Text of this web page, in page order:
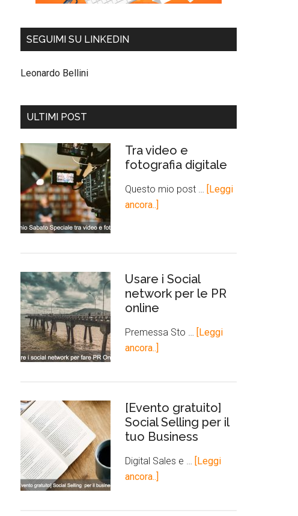
SEGUIMI SU LINKEDIN
Leonardo Bellini
ULTIMI POST
Tra video e
fotografia digitale
Questo mio post …
[Leggi
ancora..]
Usare i Social
network per le PR
online
Premessa Sto …
[Leggi
ancora..]
[Evento gratuito]
Social Selling per il
tuo Business
Digital Sales e …
[Leggi
ancora..]